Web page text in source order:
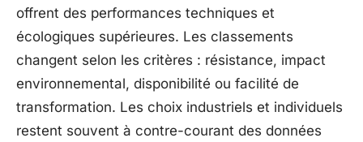
offrent des performances techniques et
écologiques supérieures. Les classements
changent selon les critères : résistance, impact
environnemental, disponibilité ou facilité de
transformation. Les choix industriels et individuels
restent souvent à contre-courant des données